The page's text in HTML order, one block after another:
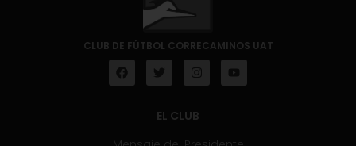
CLUB DE FÚTBOL CORRECAMINOS UAT
EL CLUB